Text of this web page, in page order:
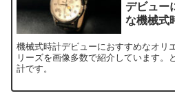
デビュー
な機械式
機械式時計デビューにおすすめなオリ
リーズを画像多数で紹介しています。
計です。